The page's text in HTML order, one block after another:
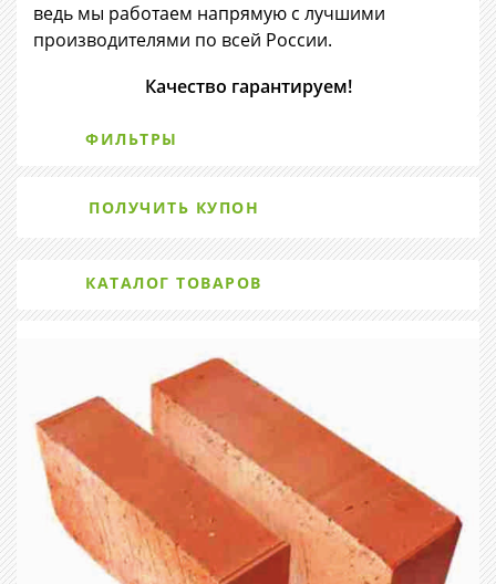
ведь мы работаем напрямую с лучшими
производителями по всей России.
Качество гарантируем!
ФИЛЬТРЫ
ПОЛУЧИТЬ КУПОН
КАТАЛОГ ТОВАРОВ